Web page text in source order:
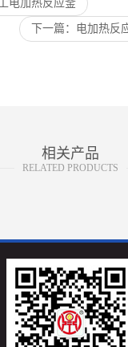
电加热反应釜
下一篇：电加热反
相关产品
RELATED PRODUCTS